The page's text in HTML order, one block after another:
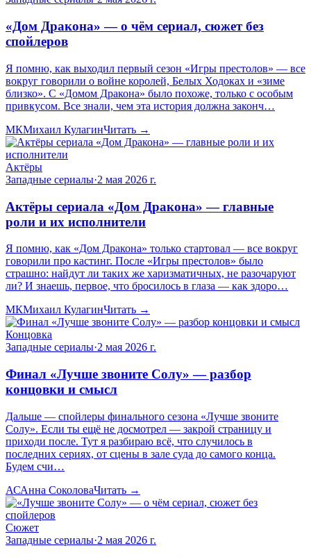
«Дом Дракона» — о чём сериал, сюжет без
спойлеров
Я помню, как выходил первый сезон «Игры престолов» — все
вокруг говорили о войне королей, Белых Ходоках и «зиме
близко». С «Домом Дракона» было похоже, только с особым
привкусом. Все знали, чем эта история должна законч…
МКМихаил КулагинЧитать →
Актёры
Западные сериалы·2 мая 2026 г.
Актёры сериала «Дом Дракона» — главные
роли и их исполнители
Я помню, как «Дом Дракона» только стартовал — все вокруг
говорили про кастинг. После «Игры престолов» было
страшно: найдут ли таких же харизматичных, не разочаруют
ли? И знаешь, первое, что бросилось в глаза — как здоро…
МКМихаил КулагинЧитать →
Концовка
Западные сериалы·2 мая 2026 г.
Финал «Лучше звоните Солу» — разбор
концовки и смысл
Дальше — спойлеры финального сезона «Лучше звоните
Солу». Если ты ещё не досмотрел — закрой страницу и
приходи после. Тут я разбираю всё, что случилось в
последних сериях, от сцены в зале суда до самого конца.
Будем счи…
АСАнна СоколоваЧитать →
Сюжет
Западные сериалы·2 мая 2026 г.